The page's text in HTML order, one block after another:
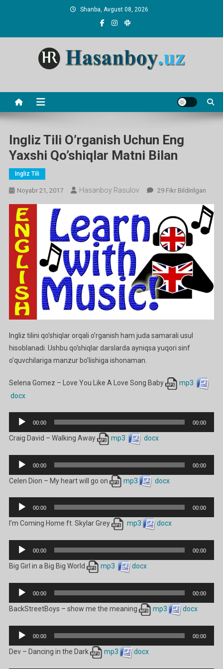
Shanba, Avgust 08, 2026
Ingliz Tili O’rganish Uchun Eng
Yaxshi Qo’shiqlar Matni Bilan
Ingliz Tili
Noyabr 21, 2017 Hasanboy Rasulov
Ingliz
Uchun
Eng
Yaxshi
Matni
Bilan
Ga
29 Fikr Bildirilgan
Ingliz tilini qo’shiqlar orqali o’rganish ham juda samarali usul
hisoblanadi. Ushbu qo’shiqlar darslarda ayniqsa yuqori sinf
o’quvchilariga manzur bo’lishiga ishonaman.
Selena Gomez – Love You Like A Love Song Baby
mp3
docx
Audio
00:00 00:00
Craig David – Walking Away mp3 docx
Audio
00:00 00:00
Celen Dion – My heart will go on mp3 docx
Audio
Pleyer
00:00 00:00
I’m Coming Home ft. Skylar Grey mp3 docx
Audio
00:00 00:00
Big Girl in a Big Big World mp3 docx
Audio
00:00 00:00
BackStreetBoys – show me the meaning mp3 docx
Audio
00:00 00:00
Dev – Dancing in the Dark mp3 docx